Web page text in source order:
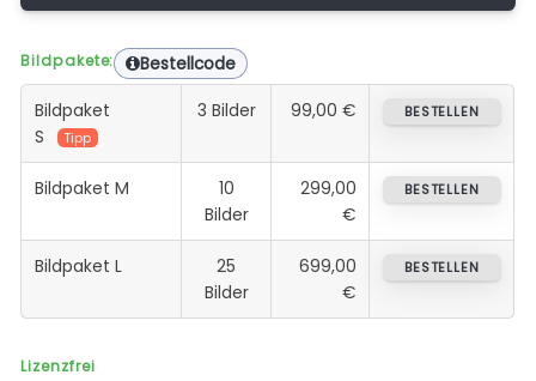
Bildpakete: Bestellcode
Bildpaket
S
Tipp
3 Bilder 99,00 € BESTELLEN
Bildpaket M
10
Bilder
299,00
€
BESTELLEN
Bildpaket L
25
Bilder
699,00
€
BESTELLEN
Lizenzfrei